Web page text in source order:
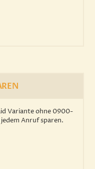
Variante ohne 0900-
jedem Anruf sparen.